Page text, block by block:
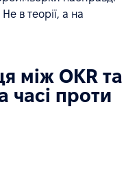
в теорії, а на
між OKR та
часі проти